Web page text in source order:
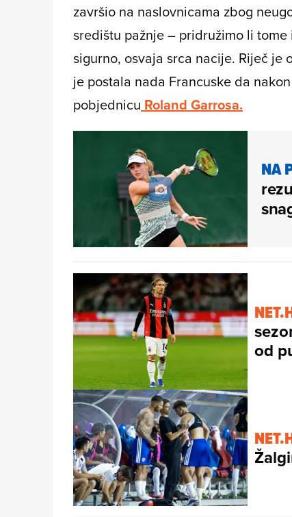
završio na naslovnicama zbog
središtu pažnje – pridružimo li
sigurno, osvaja srca nacije. Riječ je
je postala nada Francuske da
pobjednicu Roland Garrosa.
NA
od